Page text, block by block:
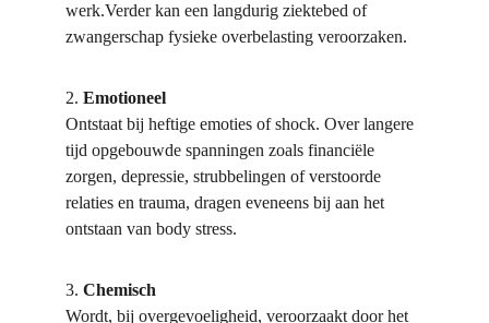
werk.Verder kan een langdurig ziektebed of
zwangerschap fysieke overbelasting veroorzaken.
2. Emotioneel
Ontstaat bij heftige emoties of shock. Over langere
tijd opgebouwde spanningen zoals financiële
zorgen, depressie, strubbelingen of verstoorde
relaties en trauma, dragen eveneens bij aan het
ontstaan van body stress.
3. Chemisch
Wordt, bij overgevoeligheid, veroorzaakt door het